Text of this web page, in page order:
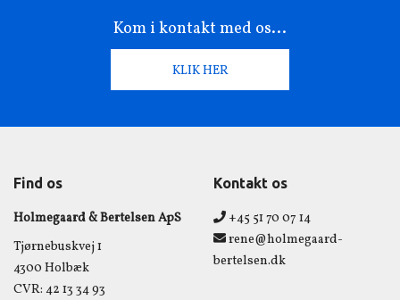
Kom i kontakt med os...
KLIK HER
Udfyld formularen nedenfor for at komme i kontakt med os. Du kan
Find os
Holmegaard & Bertelsen ApS
Tjørnebuskvej 1
4300 Holbæk
CVR: 42 13 34 93
Kontakt os
+45 51 70 07 14
rene@holmegaard-
bertelsen.dk